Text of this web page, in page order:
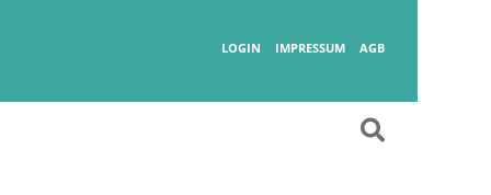
LOGIN IMPRESSUM AGB